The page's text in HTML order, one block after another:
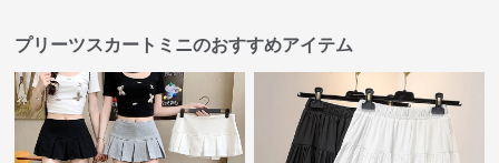
プリーツスカートミニのおすすめアイテム